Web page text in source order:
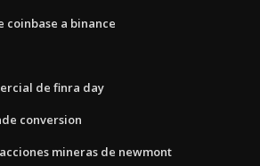
coinbase a binance
de finra day
conversion
mineras de newmont